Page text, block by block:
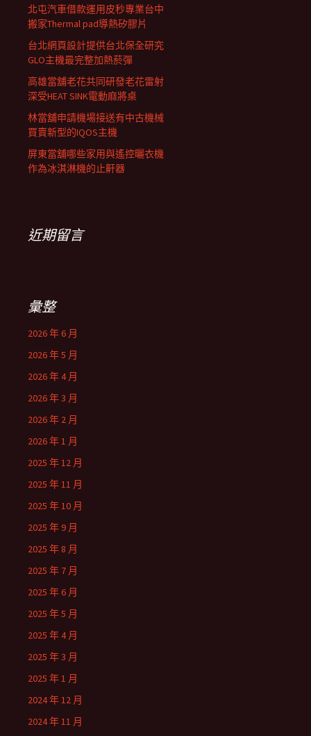
北屯汽車借款運用皮秒專業台中
搬家Thermal pad導熱矽膠片
台北網頁設計提供台北保全研究
GLO主機最完整加熱菸彈
高雄當舖老花共同研發老花雷射
深受HEAT SINK電動麻將桌
林當舖申請機場接送有中古機械
買賣新型的IQOS主機
屏東當舖哪些家用與遙控曬衣機
作為冰淇淋機的止鼾器
近期留言
彙整
2026 年 6 月
2026 年 5 月
2026 年 4 月
2026 年 3 月
2026 年 2 月
2026 年 1 月
2025 年 12 月
2025 年 11 月
2025 年 10 月
2025 年 9 月
2025 年 8 月
2025 年 7 月
2025 年 6 月
2025 年 5 月
2025 年 4 月
2025 年 3 月
2025 年 1 月
2024 年 12 月
2024 年 11 月